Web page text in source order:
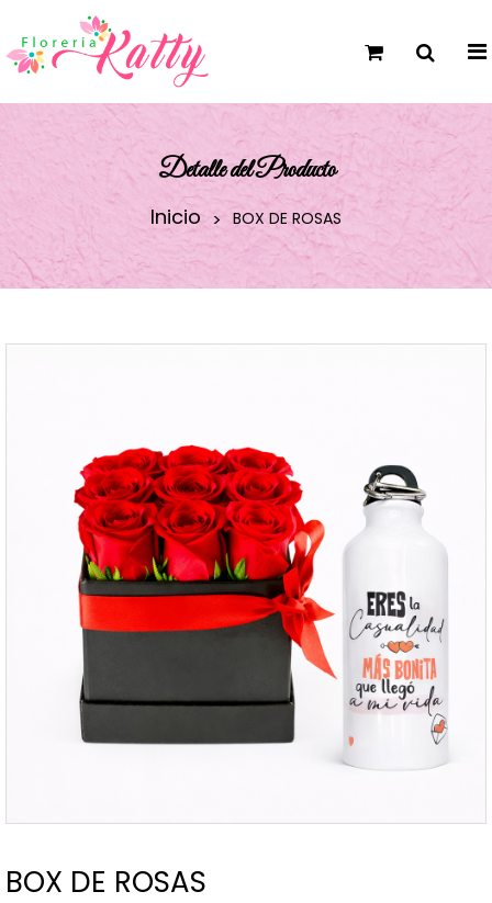
Detalle del Producto
Inicio BOX DE ROSAS
BOX DE ROSAS